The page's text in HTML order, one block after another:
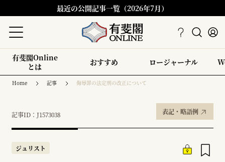
最近の公開記事一覧（2026年7月）
有斐閣Online
とは
おすすめ ロージャーナル
Home 記事 侮辱罪の法定刑の改正について
記事ID：J1573038 表記・略語例
ジュリスト